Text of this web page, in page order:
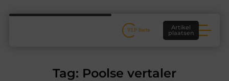
Artikel
plaatsen
Tag: Poolse vertaler